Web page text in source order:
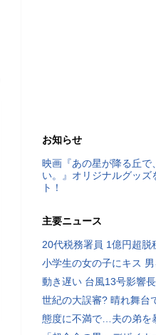
お知らせ
映画『あの星が降る丘で
い。』オリジナルグッズ
ト！
主要ニュース
20代税務署員 1億円超脱
小学生の女の子にキス
動き遅い 台風13号影響
世紀の大誤審? 晴れ舞台
態度に不満で…夫の弟を